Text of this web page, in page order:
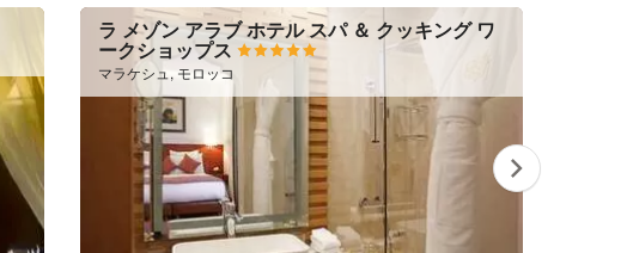
ラ メゾン アラブ ホテル スパ ＆ クッキング ワ
ークショップス
マラケシュ, モロッコ